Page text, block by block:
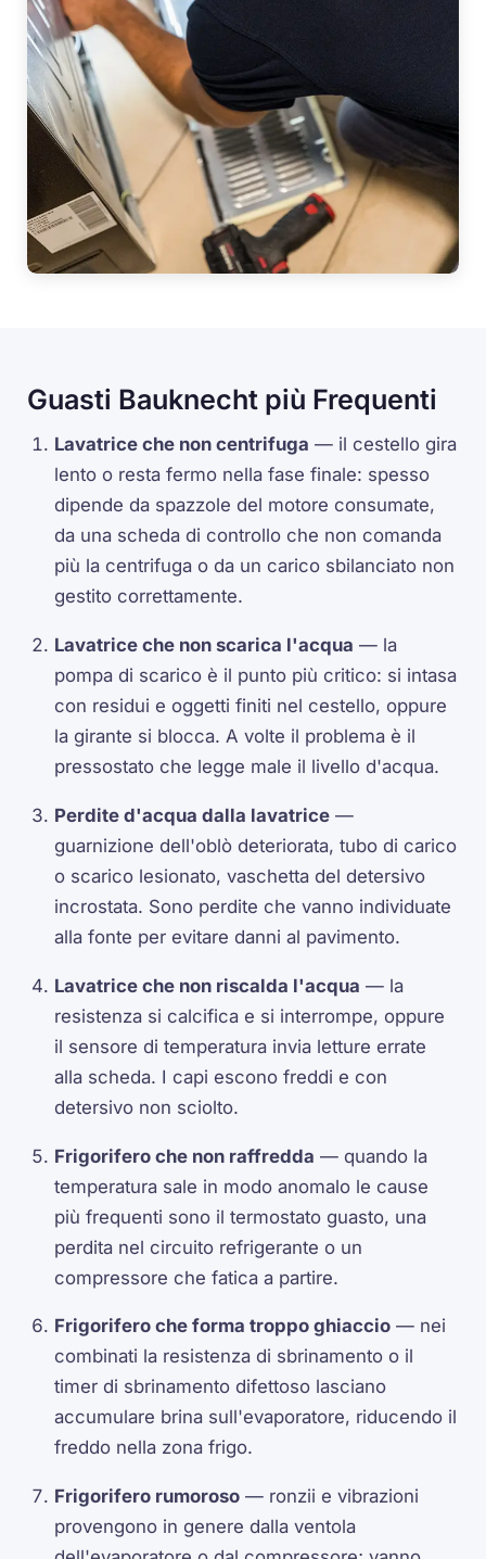
Guasti Bauknecht più Frequenti
Lavatrice che non centrifuga — il cestello gira
lento o resta fermo nella fase finale: spesso
dipende da spazzole del motore consumate,
da una scheda di controllo che non comanda
più la centrifuga o da un carico sbilanciato non
gestito correttamente.
Lavatrice che non scarica l'acqua — la
pompa di scarico è il punto più critico: si intasa
con residui e oggetti finiti nel cestello, oppure
la girante si blocca. A volte il problema è il
pressostato che legge male il livello d'acqua.
Perdite d'acqua dalla lavatrice —
guarnizione dell'oblò deteriorata, tubo di carico
o scarico lesionato, vaschetta del detersivo
incrostata. Sono perdite che vanno individuate
alla fonte per evitare danni al pavimento.
Lavatrice che non riscalda l'acqua — la
resistenza si calcifica e si interrompe, oppure
il sensore di temperatura invia letture errate
alla scheda. I capi escono freddi e con
detersivo non sciolto.
Frigorifero che non raffredda — quando la
temperatura sale in modo anomalo le cause
più frequenti sono il termostato guasto, una
perdita nel circuito refrigerante o un
compressore che fatica a partire.
Frigorifero che forma troppo ghiaccio — nei
combinati la resistenza di sbrinamento o il
timer di sbrinamento difettoso lasciano
accumulare brina sull'evaporatore, riducendo il
freddo nella zona frigo.
Frigorifero rumoroso — ronzii e vibrazioni
provengono in genere dalla ventola